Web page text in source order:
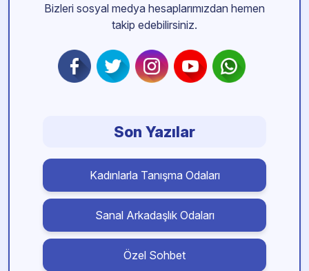
Bizleri sosyal medya hesaplarımızdan hemen
takip edebilirsiniz.
Son Yazılar
Kadınlarla Tanışma Odaları
Sanal Arkadaşlık Odaları
Özel Sohbet